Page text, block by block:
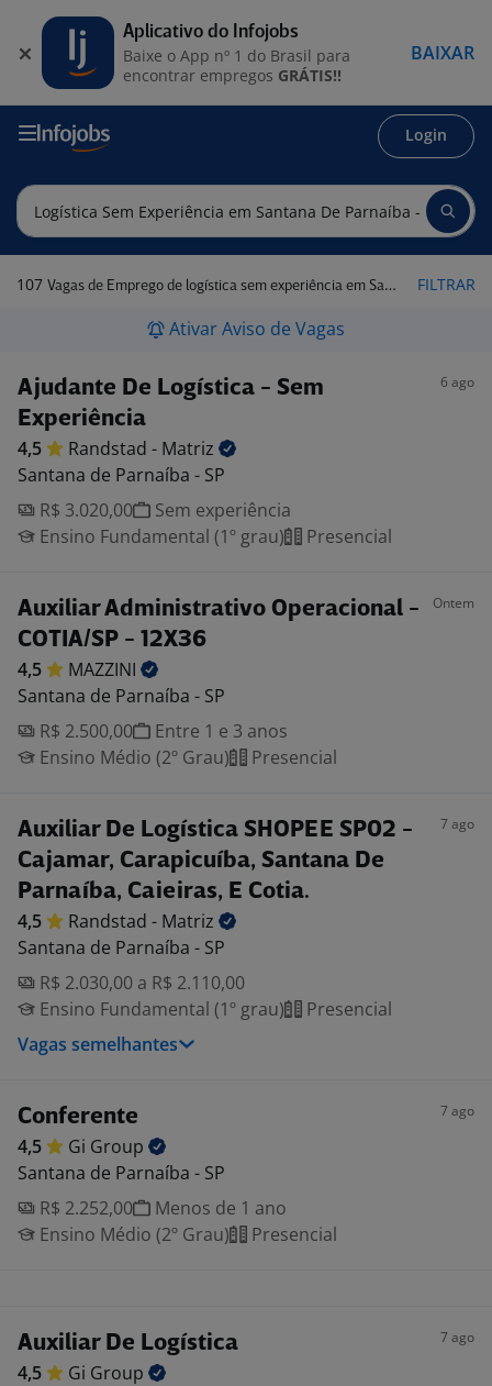
Login
107 Vagas de Emprego de logística sem experiência em Santana de Parnaíba - SP FILTRAR
Ativar Aviso de Vagas
Ajudante De Logística - Sem
Experiência
6 ago
4,5 Randstad - Matriz
Santana de Parnaíba - SP
R$ 3.020,00
Sem experiência
Ensino Fundamental (1º grau)
Presencial
Auxiliar Administrativo Operacional -
COTIA/SP - 12X36
Ontem
4,5
MAZZINI
Santana de Parnaíba - SP
R$ 2.500,00
Entre 1 e 3 anos
Ensino Médio (2º Grau)
Presencial
Auxiliar De Logística SHOPEE SP02 -
Cajamar, Carapicuíba, Santana De
Parnaíba, Caieiras, E Cotia.
7 ago
4,5 Randstad - Matriz
Santana de Parnaíba - SP
R$ 2.030,00 a R$ 2.110,00
Ensino Fundamental (1º grau)
Presencial
Vagas semelhantes
Conferente 7 ago
4,5 Gi Group
Santana de Parnaíba - SP
R$ 2.252,00
Menos de 1 ano
Ensino Médio (2º Grau)
Presencial
Auxiliar De Logística 7 ago
4,5 Gi Group
Aplicativo do Infojobs
Baixe o App nº 1 do Brasil para
encontrar empregos GRÁTIS!!
BAIXAR